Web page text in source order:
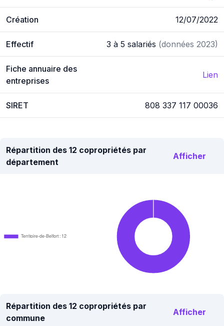
Création 12/07/2022
Effectif 3 à 5 salariés (données 2023)
Fiche annuaire des
entreprises
Lien
SIRET 808 337 117 00036
Répartition des 12 copropriétés par
département
Afficher
Territoire-de-Belfort : 12
Répartition des 12 copropriétés par
commune
Afficher